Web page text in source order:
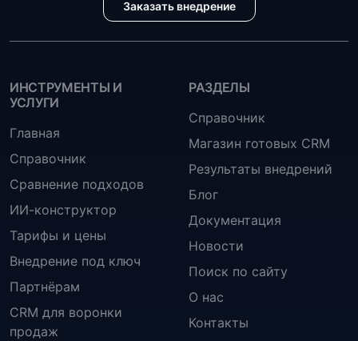
Заказать внедрение
ИНСТРУМЕНТЫ И
УСЛУГИ
Главная
Справочник
Сравнение подходов
ИИ-конструктор
Тарифы и цены
Внедрение под ключ
Партнёрам
CRM для воронки
продаж
РАЗДЕЛЫ
Справочник
Магазин готовых CRM
Результаты внедрений
Блог
Документация
Новости
Поиск по сайту
О нас
Контакты